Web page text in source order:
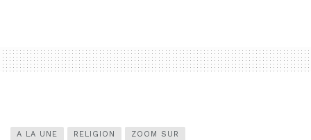
A LA UNE RELIGION ZOOM SUR